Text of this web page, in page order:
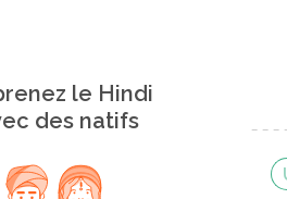
le Hindi
des natifs